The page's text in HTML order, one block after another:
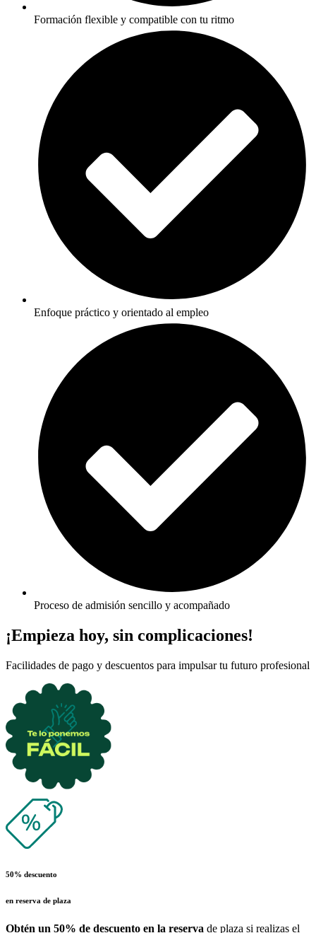
Formación flexible y compatible con tu ritmo
Enfoque práctico y orientado al empleo
Proceso de admisión sencillo y acompañado
¡Empieza hoy, sin complicaciones!
Facilidades de pago y descuentos para impulsar tu futuro profesional
50% descuento
en reserva de plaza
Obtén un 50% de descuento en la reserva de plaza si realizas el